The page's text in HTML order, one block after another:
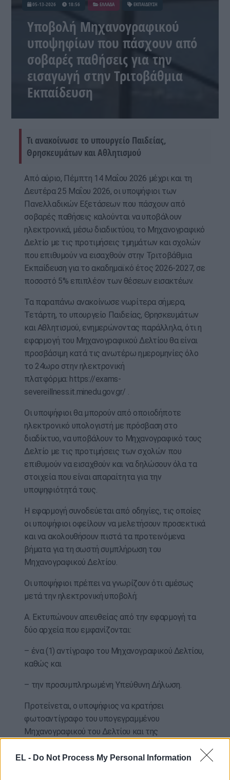
EL - Do Not Process My Personal Information
05-13-2026 18:56 ΕΛΛΑΔΑ ΕΚΠΑΙΔΕΥΣΗ
Υποβολή Μηχανογραφικού
υποψηφίων που πάσχουν από
σοβαρές παθήσεις για την
εισαγωγή στην Τριτοβάθμια
Εκπαίδευση
Τι ανακοίνωσε το υπουργείο Παιδείας,
Θρησκευμάτων και Αθλητισμού
Από αύριο, Πέμπτη 14 Μαΐου 2026 μέχρι και τη
Δευτέρα 25 Μαΐου 2026, οι υποψήφιοι των
Πανελλαδικών Εξετάσεων που πάσχουν από
σοβαρές παθήσεις καλούνται να υποβάλουν
ηλεκτρονικά, μέσω διαδικτύου, το Μηχανογραφικό
Δελτίο με τις προτιμήσεις τμημάτων και σχολών
που επιθυμούν να εισαχθούν στην Τριτοβάθμια
Εκπαίδευση για το ακαδημαϊκό έτος 2026-2027, σε
ποσοστό 5% επιπλέον των θέσεων εισακτέων.
Τα παραπάνω ανακοίνωσε νωρίτερα σήμερα,
Τετάρτη, το υπουργείο Παιδείας, Θρησκευμάτων
και Αθλητισμού, ενημερώνοντας παράλληλα, ότι η
εφαρμογή του Μηχανογραφικού Δελτίου θα είναι
προσβάσιμη κατά τις ανωτέρω ημερομηνίες όλο
το 24ωρο στην ηλεκτρονική
πλατφόρμα: https://exams-
severeillness.it.minedu.gov.gr/ .
Οι υποψήφιοι θα μπορούν από οποιοδήποτε
ηλεκτρονικό υπολογιστή με πρόσβαση στο
διαδίκτυο, να υποβάλουν το Μηχανογραφικό τους
Δελτίο με τις προτιμήσεις των σχολών που
επιθυμούν να εισαχθούν και να δηλώσουν όλα τα
στοιχεία που είναι απαραίτητα για την
υποψηφιότητά τους.
Η εφαρμογή συνοδεύεται από οδηγίες, τις οποίες
οι υποψήφιοι οφείλουν να μελετήσουν προσεκτικά
και να ακολουθήσουν πιστά τα προτεινόμενα
βήματα για τη σωστή συμπλήρωση του
Μηχανογραφικού Δελτίου.
Οι υποψήφιοι πρέπει να γνωρίζουν ότι αμέσως
μετά την ηλεκτρονική υποβολή:
Α. Εκτυπώνουν απευθείας από την εφαρμογή τα
δύο αρχεία που εμφανίζονται:
– ένα (1) αντίγραφο του Μηχανογραφικού Δελτίου,
καθώς και
– την προσυμπληρωμένη Υπεύθυνη Δήλωση.
Προτείνεται, ο υποψήφιος να κρατήσει
φωτοαντίγραφο του υπογεγραμμένου
Μηχανογραφικού του Δελτίου και της
προσωπικό του αρχείο.